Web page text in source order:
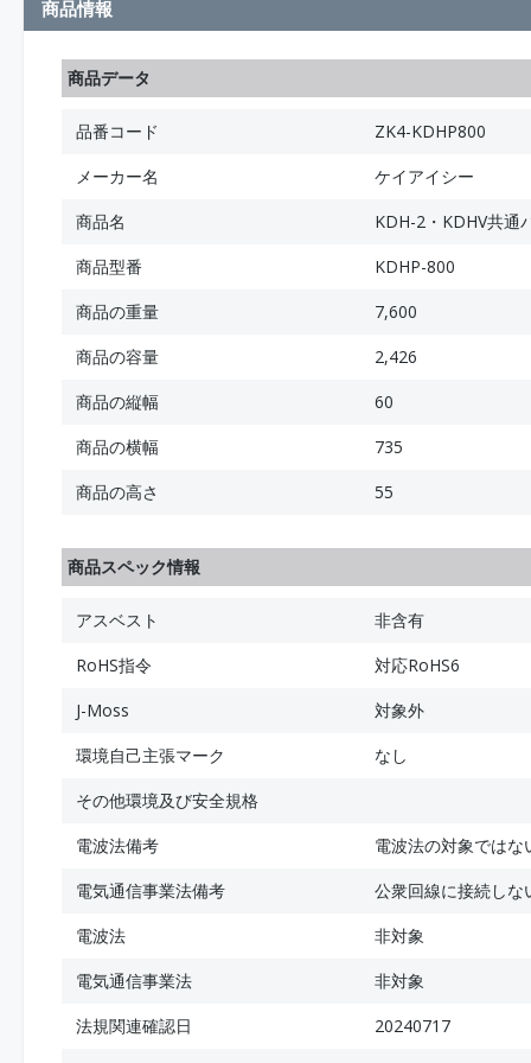
商品情報
商品データ
品番コード
ZK4-KDHP800
メーカー名
ケイアイシー
商品名
KDH-2・KDHV共通
商品型番
KDHP-800
商品の重量
7,600
商品の容量
2,426
商品の縦幅
60
商品の横幅
735
商品の高さ
55
商品スペック情報
アスベスト
非含有
RoHS指令
対応RoHS6
J-Moss
対象外
環境自己主張マーク
なし
その他環境及び安全規格
電波法備考
電波法の対象ではな
電気通信事業法備考
公衆回線に接続しな
電波法
非対象
電気通信事業法
非対象
法規関連確認日
20240717